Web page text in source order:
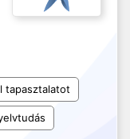
tapasztalatot